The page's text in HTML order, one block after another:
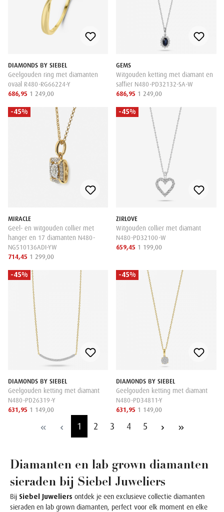
DIAMONDS BY SIEBEL
Geelgouden ring met diamanten
ovaal R480-RG66224-Y
686,95 1 249,00
GEMS
Witgouden ketting met diamant en
saffier N480-PD32132-SA-W
686,95 1 249,00
-45%
MIRACLE
Geel- en witgouden collier met
hanger en 17 diamanten N480-
NG510136ADI-YW
714,45 1 299,00
-45%
ZIRLOVE
Witgouden collier met diamant
N480-PD32100-W
659,45 1 199,00
-45%
DIAMONDS BY SIEBEL
Geelgouden ketting met diamant
N480-PD26319-Y
631,95 1 149,00
-45%
DIAMONDS BY SIEBEL
Geelgouden ketting met diamant
N480-PD34811-Y
631,95 1 149,00
1 2 3 4 5
Diamanten en lab grown diamanten
sieraden bij Siebel Juweliers
Bij Siebel Juweliers ontdek je een exclusieve collectie diamanten
sieraden en lab grown diamanten, perfect voor elk moment en elke